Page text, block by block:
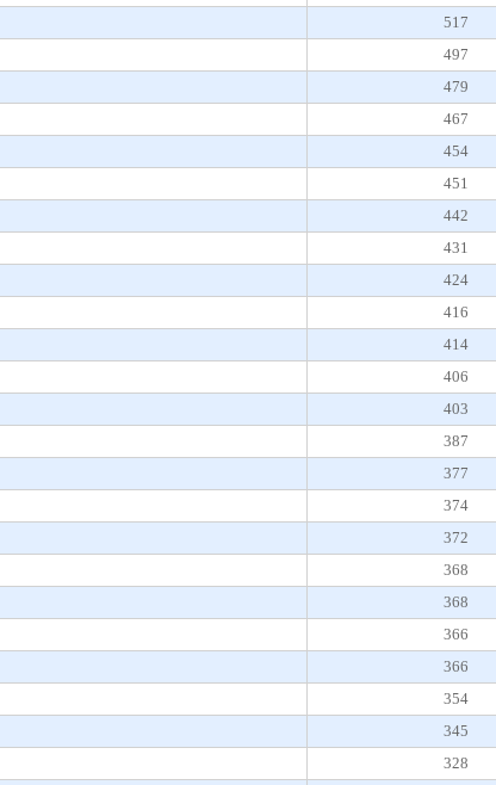
517
497
479
467
454
451
442
431
424
416
414
406
403
387
377
374
372
368
368
366
366
354
345
328